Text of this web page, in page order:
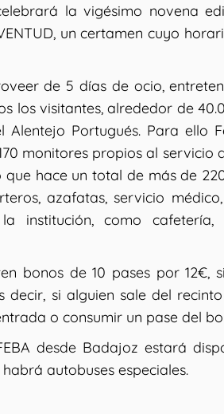
la vigésimo novena
un certamen cuyo
de 5 días de ocio,
los visitantes, alrededor de
Portugués. Para ello
monitores propios al servicio
hace un total de más de
azafatas, servicio
institución, como cafetería,
bonos de 10 pases por 12€,
si alguien sale del
o consumir un pase del
desde Badajoz estará
autobuses especiales.